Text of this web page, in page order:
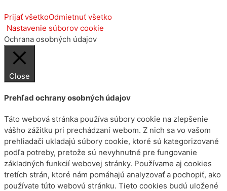
Prijať všetkoOdmietnuť všetko
Nastavenie súborov cookie
Ochrana osobných údajov
Close
Prehľad ochrany osobných údajov
Táto webová stránka používa súbory cookie na zlepšenie
vášho zážitku pri prechádzaní webom. Z nich sa vo vašom
prehliadači ukladajú súbory cookie, ktoré sú kategorizované
podľa potreby, pretože sú nevyhnutné pre fungovanie
základných funkcií webovej stránky. Používame aj cookies
tretích strán, ktoré nám pomáhajú analyzovať a pochopiť, ako
používate túto webovú stránku. Tieto cookies budú uložené